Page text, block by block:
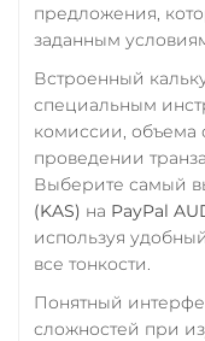
VeChain (VET)
Wrapped
ERC20 AVAXC
CRO
RONIN
Yearn.finance
Zilliqa (ZIL)
предложения,
заданным
Встроенный
специальным
комиссии, объема
проведении
Выберите самый
(KAS) на PayPal
используя
все тонкости.
Понятный
сложностей при